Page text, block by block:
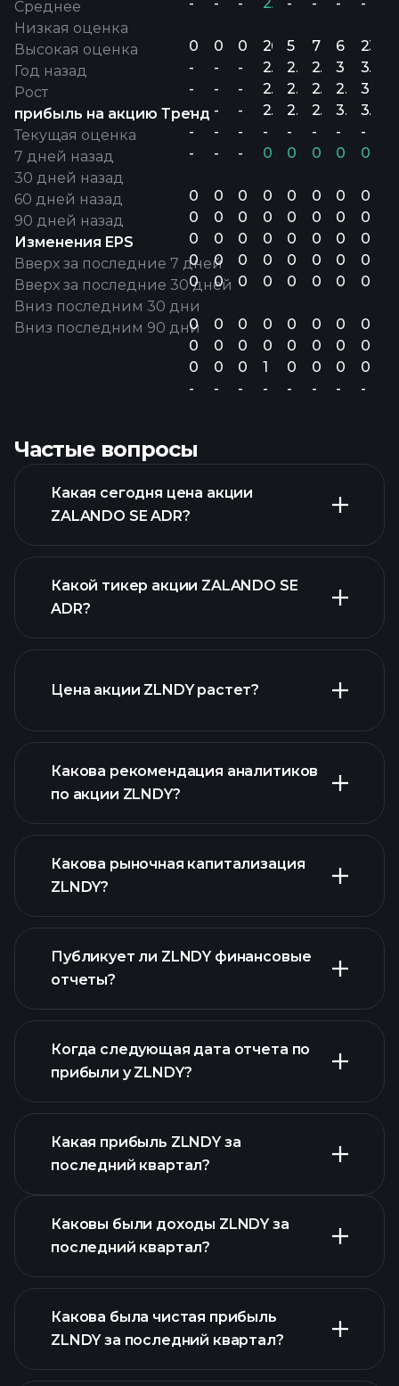
Среднее
Низкая оценка
Высокая оценка
Год назад
Рост
прибыль на акцию Тренд
Текущая оценка
7 дней назад
30 дней назад
60 дней назад
90 дней назад
Изменения EPS
Вверх за последние 7 дней
Вверх за последние 30 дней
Вниз последним 30 дни
Вниз последним 90 дни
0
-
-
-
-
-
0
0
0
0
0
0
0
0
-
0
-
-
-
-
-
0
0
0
0
0
0
0
0
-
0
-
-
-
-
-
0
0
0
0
0
0
0
0
-
26
2.6B
2.6B
2.7B
-
0.04%
0
0
0
0
0
0
0
1
-
5
2.3B
2.3B
2.4B
-
0.05%
0
0
0
0
0
0
0
0
-
7
2.8B
2.8B
2.8B
-
0.06%
0
0
0
0
0
0
0
0
-
6
3B
2.9B
3.1B
-
0.25%
0
0
0
0
0
0
0
0
-
23
3.1B
3B
3.2B
-
0.17%
0
0
0
0
0
0
0
0
-
Частые вопросы
Какая сегодня цена акции
ZALANDO SE ADR?
Какой тикер акции ZALANDO SE
ADR?
Цена акции ZLNDY растет?
ZLNDY графике
Какова рекомендация аналитиков
по акции ZLNDY?
Какова рыночная капитализация
ZLNDY?
наш список акций
Публикует ли ZLNDY финансовые
отчеты?
финансовые отчеты ZLNDY
Когда следующая дата отчета по
прибыли у ZLNDY?
Какая прибыль ZLNDY за
последний квартал?
Каковы были доходы ZLNDY за
последний квартал?
Какова была чистая прибыль
ZLNDY за последний квартал?